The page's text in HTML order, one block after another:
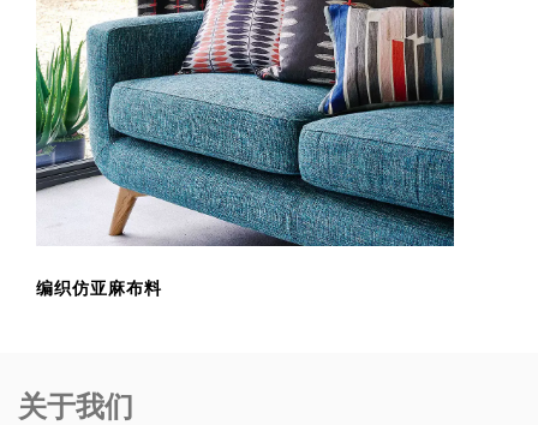
添加到购物车
编织仿亚麻布料
关于我们